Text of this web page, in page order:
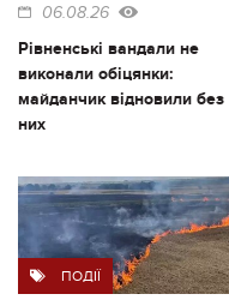
06.08.26
Рівненські вандали не
виконали обіцянки:
майданчик відновили без
них
ПОДІЇ